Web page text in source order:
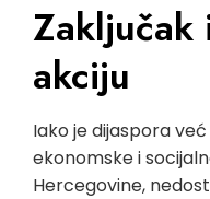
Zaključak
akciju
Iako je dijaspora
ekonomske i
Hercegovine,